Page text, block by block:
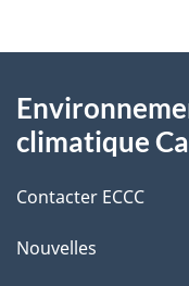
l
s
d
e
l
o
t
r
r
t
propos
de
ce
site
climatique
Contacter ECCC
Nouvelles